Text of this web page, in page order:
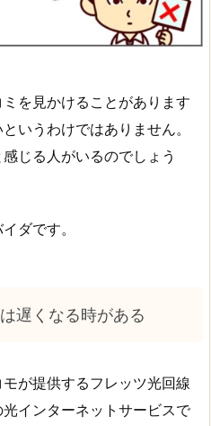
を見かけることがあります
いうわけではありません。
じる人がいるのでしょう
ダです。
遅くなる時がある
が提供するフレッツ光回線
インターネットサービスで